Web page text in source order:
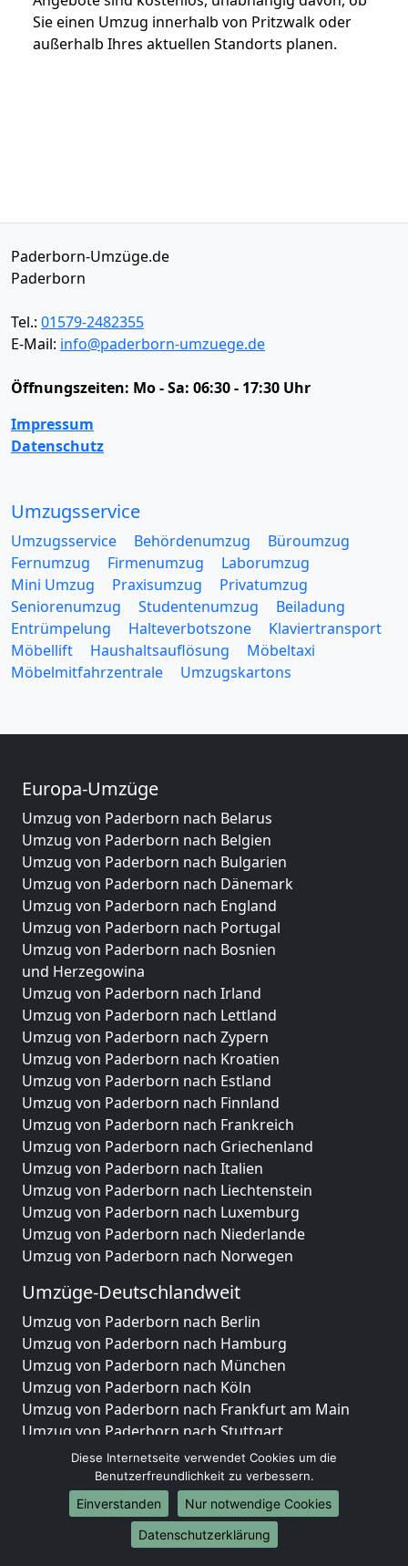
Sie einen Umzug innerhalb von Pritzwalk oder
außerhalb Ihres aktuellen Standorts planen.
Paderborn-Umzüge.de
Paderborn
Tel.: 01579-2482355
E-Mail: info@paderborn-umzuege.de
Öffnungszeiten: Mo - Sa: 06:30 - 17:30 Uhr
Impressum
Datenschutz
Umzugsservice
Umzugsservice Behördenumzug
Büroumzug
Fernumzug
Firmenumzug
Laborumzug
Mini Umzug
Praxisumzug
Privatumzug
Seniorenumzug
Studentenumzug
Beiladung
Entrümpelung
Halteverbotszone
Klaviertransport
Möbellift
Haushaltsauflösung
Möbeltaxi
Möbelmitfahrzentrale
Umzugskartons
Europa-Umzüge
Umzug von Paderborn nach Belarus
Umzug von Paderborn nach Belgien
Umzug von Paderborn nach Bulgarien
Umzug von Paderborn nach Dänemark
Umzug von Paderborn nach England
Umzug von Paderborn nach Portugal
Umzug von Paderborn nach Bosnien
und Herzegowina
Umzug von Paderborn nach Irland
Umzug von Paderborn nach Lettland
Umzug von Paderborn nach Zypern
Umzug von Paderborn nach Kroatien
Umzug von Paderborn nach Estland
Umzug von Paderborn nach Finnland
Umzug von Paderborn nach Frankreich
Umzug von Paderborn nach Griechenland
Umzug von Paderborn nach Italien
Umzug von Paderborn nach Liechtenstein
Umzug von Paderborn nach Luxemburg
Umzug von Paderborn nach Niederlande
Umzug von Paderborn nach Norwegen
Umzüge-Deutschlandweit
Umzug von Paderborn nach Berlin
Umzug von Paderborn nach Hamburg
Umzug von Paderborn nach München
Umzug von Paderborn nach Köln
Umzug von Paderborn nach Frankfurt am Main
Umzug von Paderborn nach Stuttgart
Umzug von Paderborn nach Düsseldorf
Umzug von Paderborn nach Leipzig
Umzug von Paderborn nach Dortmund
Umzug von Paderborn nach Essen
Umzug von Paderborn nach Bremen
Diese Internetseite verwendet Cookies um die
Benutzerfreundlichkeit zu verbessern.
Einverstanden
Nur notwendige Cookies
Datenschutzerklärung